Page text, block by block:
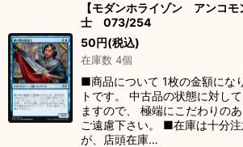
【モダンホライゾン アンコモ
士 073/254
50円(税込)
在庫数 4個
■商品について 1枚の金額にな
トです。 中古品の状態に対し
ますので、 極端にこだわりの
ご遠慮下さい。 ■在庫は十分
が、店頭在庫…